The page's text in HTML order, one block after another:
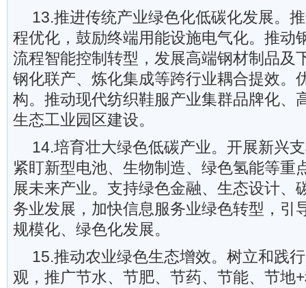
13.推进传统产业绿色化低碳化发展。
程优化，鼓励终端用能设施电气化。推动
流程智能控制转型，发展高端钢材制品及
钢化联产、炼化集成等跨行业耦合提效。
构。推动现代纺织鞋服产业集群品牌化、
生态工业园区建设。
14.培育壮大绿色低碳产业。开展新兴
紧盯新型电池、生物制造、绿色氢能等重
展未来产业。支持绿色金融、生态设计、
务业发展，加快信息服务业绿色转型，引
规模化、绿色化发展。
15.推动农业绿色生态增效。树立和践
观，推广节水、节肥、节药、节能、节地